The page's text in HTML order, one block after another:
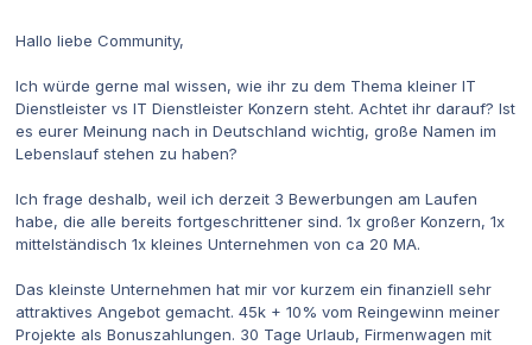
Hallo liebe Community,
Ich würde gerne mal wissen, wie ihr zu dem Thema kleiner IT
Dienstleister vs IT Dienstleister Konzern steht. Achtet ihr darauf? Ist
es eurer Meinung nach in Deutschland wichtig, große Namen im
Lebenslauf stehen zu haben?
Ich frage deshalb, weil ich derzeit 3 Bewerbungen am Laufen
habe, die alle bereits fortgeschrittener sind. 1x großer Konzern, 1x
mittelständisch 1x kleines Unternehmen von ca 20 MA.
Das kleinste Unternehmen hat mir vor kurzem ein finanziell sehr
attraktives Angebot gemacht. 45k + 10% vom Reingewinn meiner
Projekte als Bonuszahlungen. 30 Tage Urlaub, Firmenwagen mit